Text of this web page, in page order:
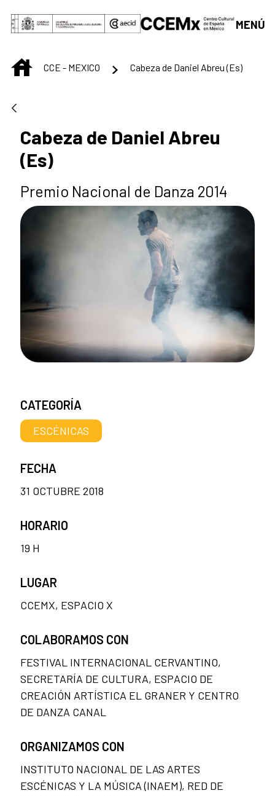
Saltar al contenido principal
MENÚ
INICIOCCE - MEXICO Cabeza de Daniel Abreu (Es)
Cabeza de Daniel Abreu
(Es)
Premio Nacional de Danza 2014
CATEGORÍA
ESCÉNICAS
FECHA
31 OCTUBRE 2018
HORARIO
19 H
LUGAR
CCEMX, ESPACIO X
COLABORAMOS CON
FESTIVAL INTERNACIONAL CERVANTINO,
SECRETARÍA DE CULTURA, ESPACIO DE
CREACIÓN ARTÍSTICA EL GRANER Y CENTRO
DE DANZA CANAL
ORGANIZAMOS CON
INSTITUTO NACIONAL DE LAS ARTES
ESCÉNICAS Y LA MÚSICA (INAEM), RED DE